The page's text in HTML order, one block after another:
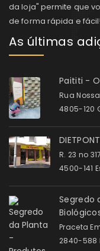
da loja" permite que
de forma rápida e fácil!
As últimas
Paititi -
Rua
4805-120
R. 23 no 317
4500-141
Segredo
Praceta
2840-588